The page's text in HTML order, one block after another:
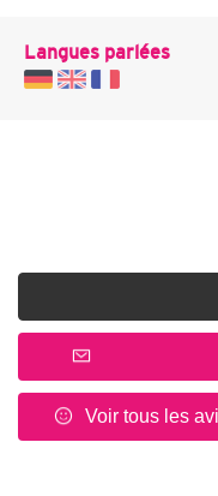
Langues parlées
Voir tous les